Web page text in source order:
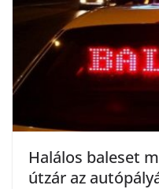
Halálos baleset
útzár az